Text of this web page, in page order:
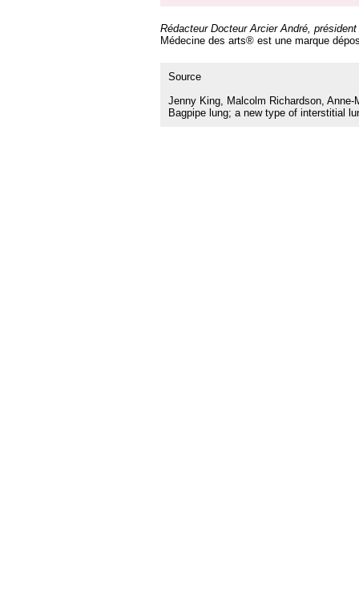
Rédacteur Docteur Arcier André,
Médecine des arts® est une marque
Source
Jenny King, Malcolm Richardson,
Bagpipe lung; a new type of interstitial